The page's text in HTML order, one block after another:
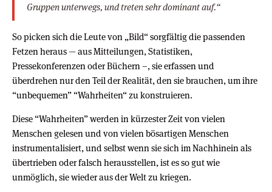
Gruppen unterwegs, und treten sehr dominant auf.“
So picken sich die Leute von „Bild“ sorgfältig die passenden
Fetzen heraus — aus Mitteilungen, Statistiken,
Pressekonferenzen oder Büchern –, sie erfassen und
überdrehen nur den Teil der Realität, den sie brauchen, um ihre
“unbequemen” “Wahrheiten“ zu konstruieren.
Diese “Wahrheiten” werden in kürzester Zeit von vielen
Menschen gelesen und von vielen bösartigen Menschen
instrumentalisiert, und selbst wenn sie sich im Nachhinein als
übertrieben oder falsch herausstellen, ist es so gut wie
unmöglich, sie wieder aus der Welt zu kriegen.